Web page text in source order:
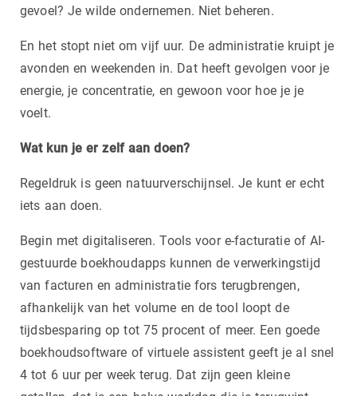
gevoel? Je wilde ondernemen. Niet beheren.
En het stopt niet om vijf uur. De administratie kruipt je
avonden en weekenden in. Dat heeft gevolgen voor je
energie, je concentratie, en gewoon voor hoe je je
voelt.
Wat kun je er zelf aan doen?
Regeldruk is geen natuurverschijnsel. Je kunt er echt
iets aan doen.
Begin met digitaliseren. Tools voor e-facturatie of AI-
gestuurde boekhoudapps kunnen de verwerkingstijd
van facturen en administratie fors terugbrengen,
afhankelijk van het volume en de tool loopt de
tijdsbesparing op tot 75 procent of meer. Een goede
boekhoudsoftware of virtuele assistent geeft je al snel
4 tot 6 uur per week terug. Dat zijn geen kleine